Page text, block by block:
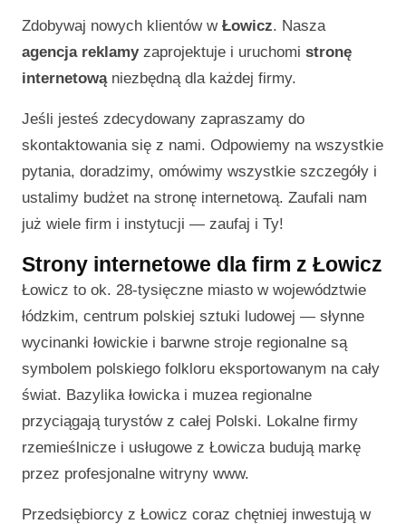
Zdobywaj nowych klientów w Łowicz. Nasza
agencja reklamyzaprojektuje i uruchomi stronę
internetowąniezbędną dla każdej firmy.
Jeśli jesteś zdecydowany zapraszamy do
skontaktowania się z nami. Odpowiemy na wszystkie
pytania, doradzimy, omówimy wszystkie szczegóły i
ustalimy budżet na stronę internetową. Zaufali nam
już wiele firm i instytucji — zaufaj i Ty!
Strony internetowe dla firm z Łowicz
Łowicz to ok. 28-tysięczne miasto w województwie
łódzkim, centrum polskiej sztuki ludowej — słynne
wycinanki łowickie i barwne stroje regionalne są
symbolem polskiego folkloru eksportowanym na cały
świat. Bazylika łowicka i muzea regionalne
przyciągają turystów z całej Polski. Lokalne firmy
rzemieślnicze i usługowe z Łowicza budują markę
przez profesjonalne witryny www.
Przedsiębiorcy z Łowicz coraz chętniej inwestują w